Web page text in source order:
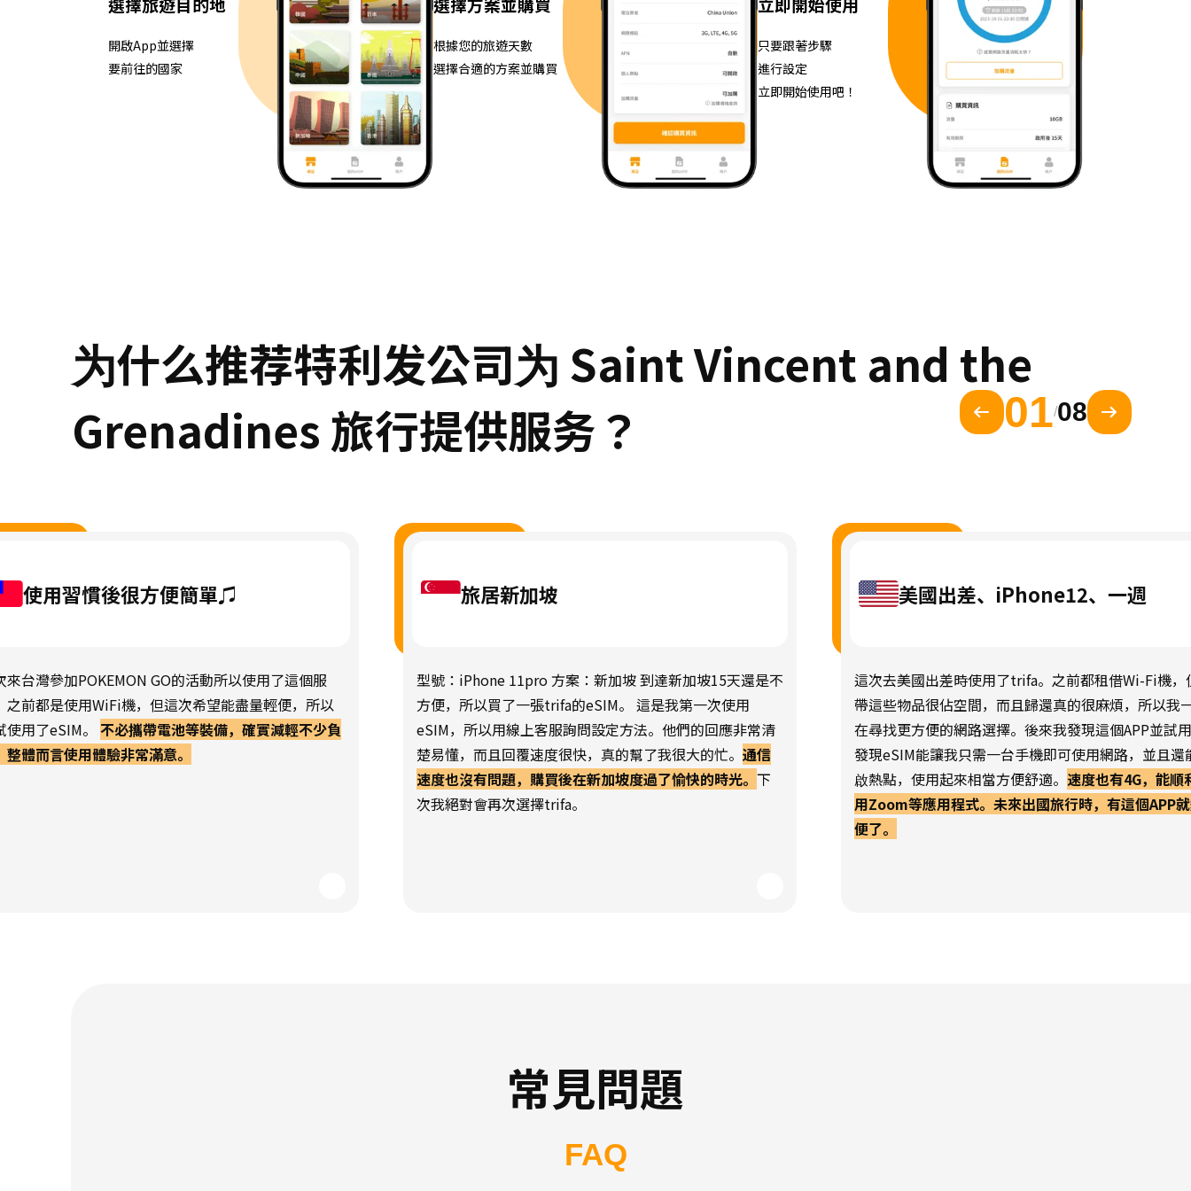
開啟App並選擇
要前往的國家
根據您的旅遊天數
選擇合適的方案並購買
只要跟著步驟
進行設定
立即開始使用吧！
为什么推荐特利发公司为 Saint Vincent and the
Grenadines 旅行提供服务？
01/08
使用習慣後很方便簡單♫
來台灣參加POKEMON GO的活動所以使用了這個服
之前都是使用WiFi機，但這次希望能盡量輕便，所以
使用了eSIM。 不必攜帶電池等裝備，確實減輕不少負
整體而言使用體驗非常滿意。
旅居新加坡
型號：iPhone 11pro 方案：新加坡 到達新加坡15天還是不
方便，所以買了一張trifa的eSIM。 這是我第一次使用
eSIM，所以用線上客服詢問設定方法。他們的回應非常清
楚易懂，而且回覆速度很快，真的幫了我很大的忙。 通信
速度也沒有問題，購買後在新加坡度過了愉快的時光。 下
次我絕對會再次選擇trifa。
美國出差、iPhone12、一週
這次去美國出差時使用了trifa。之前都租借Wi-Fi機，
帶這些物品很佔空間，而且歸還真的很麻煩，所以我
在尋找更方便的網路選擇。後來我發現這個APP並試
發現eSIM能讓我只需一台手機即可使用網路，並且還
啟熱點，使用起來相當方便舒適。 速度也有4G，能順
用Zoom等應用程式。未來出國旅行時，有這個APP
便了。
常見問題
FAQ